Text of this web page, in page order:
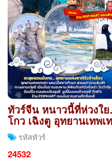
ทัวร์จีน หนาวนี้ที่ห่วงใ
โกว เฉิงตู อุทยานเทพ
รหัสทัวร์
24532